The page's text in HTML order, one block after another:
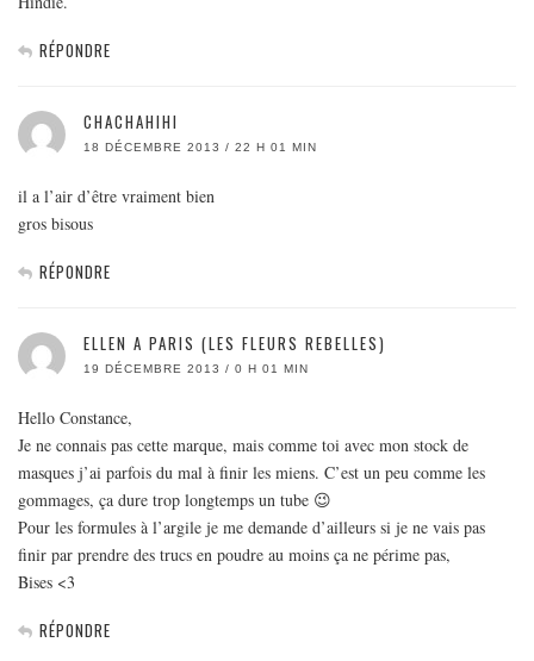
RÉPONDRE
CHACHAHIHI
18 DÉCEMBRE 2013 / 22 H 01 MIN
il a l’air d’être vraiment bien
gros bisous
RÉPONDRE
ELLEN A PARIS (LES FLEURS REBELLES)
19 DÉCEMBRE 2013 / 0 H 01 MIN
Hello Constance,
Je ne connais pas cette marque, mais comme toi avec mon stock de
masques j’ai parfois du mal à finir les miens. C’est un peu comme les
gommages, ça dure trop longtemps un tube 😉
Pour les formules à l’argile je me demande d’ailleurs si je ne vais pas
finir par prendre des trucs en poudre au moins ça ne périme pas,
Bises <3
RÉPONDRE